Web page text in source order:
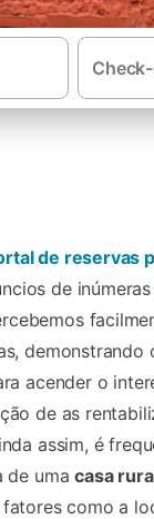
de reservas
de
demonstrando
acender o
de as
assim, é
de umacasa
como a